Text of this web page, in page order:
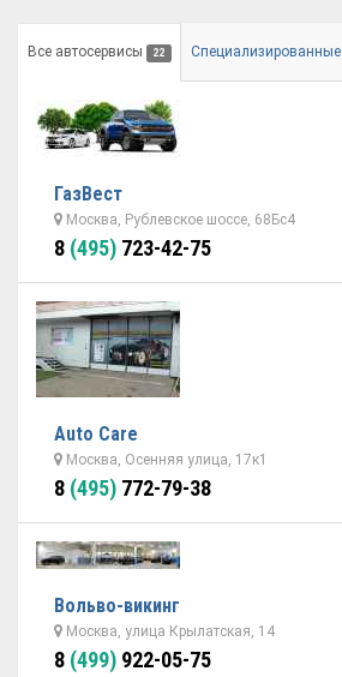
Все автосервисы 22 Специализированные
ГазВест
Москва, Рублевское шоссе, 68Бс4
8 (495) 723-42-75
Auto Care
Москва, Осенняя улица, 17к1
8 (495) 772-79-38
Вольво-викинг
Москва, улица Крылатская, 14
8 (499) 922-05-75